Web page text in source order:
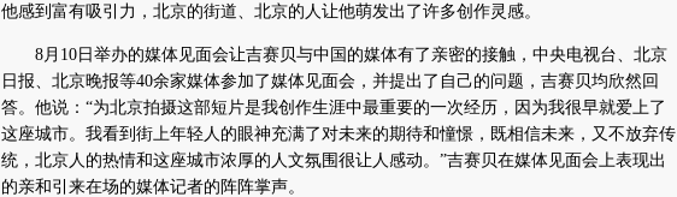
他感到富有吸引力，北京的街道、北京的人让他萌发出了许多创作灵感。
8月10日举办的媒体见面会让吉赛贝与中国的媒体有了亲密的接触，中央电视台、北京
日报、北京晚报等40余家媒体参加了媒体见面会，并提出了自己的问题，吉赛贝均欣然回
答。他说：“为北京拍摄这部短片是我创作生涯中最重要的一次经历，因为我很早就爱上了
这座城市。我看到街上年轻人的眼神充满了对未来的期待和憧憬，既相信未来，又不放弃传
统，北京人的热情和这座城市浓厚的人文氛围很让人感动。”吉赛贝在媒体见面会上表现出
的亲和引来在场的媒体记者的阵阵掌声。